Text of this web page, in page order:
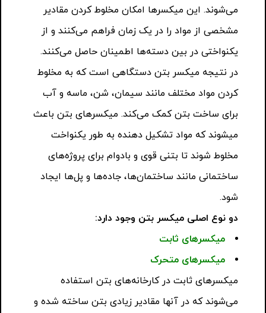
می‌شوند. این میکسرها امکان مخلوط کردن مقادیر
مشخصی از مواد را در یک زمان فراهم می‌کنند و از
یکنواختی در بین دسته‌ها اطمینان حاصل می‌کنند.
در نتیجه میکسر بتن دستگاهی است که به مخلوط
کردن مواد مختلف مانند سیمان، شن، ماسه و آب
برای ساخت بتن کمک می‌کند. میکسرهای بتن باعث
میشوند که مواد تشکیل دهنده به طور یکنواخت
مخلوط شوند تا بتنی قوی و بادوام برای پروژه‌های
ساختمانی مانند ساختمان‌ها، جاده‌ها و پل‌ها ایجاد
شود.
دو نوع اصلی میکسر بتن وجود دارد:
میکسرهای ثابت
میکسرهای متحرک
میکسرهای ثابت در کارخانه‌های بتن استفاده
می‌شوند که در آنها مقادیر زیادی بتن ساخته شده و